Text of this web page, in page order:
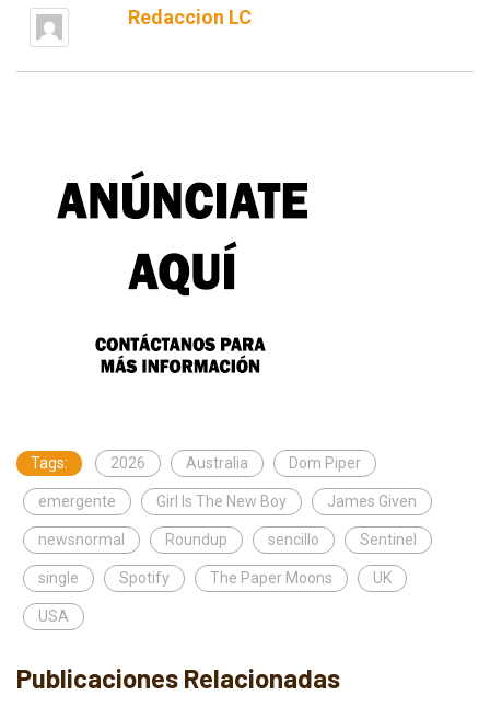
Redaccion LC
Tags: 2026 Australia Dom Piper
emergente Girl Is The New Boy James Given
newsnormal Roundup sencillo Sentinel
single Spotify The Paper Moons UK
USA
Publicaciones Relacionadas